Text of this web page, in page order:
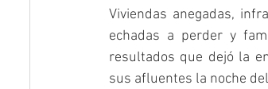
Viviendas anegadas,
echadas a perder y
resultados que dejó la
sus afluentes la noche